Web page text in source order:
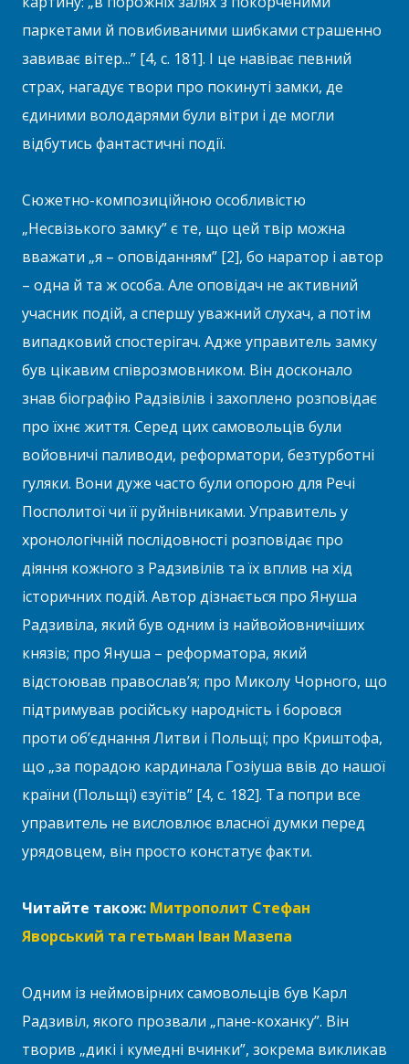
паркетами й повибиваними шибками страшенно
завиває вітер...” [4, с. 181]. І це навіває певний
страх, нагадує твори про покинуті замки, де
єдиними володарями були вітри і де могли
відбутись фантастичні події.
Сюжетно-композиційною особливістю
„Несвізького замку” є те, що цей твір можна
вважати „я – оповіданням” [2], бо наратор і автор
– одна й та ж особа. Але оповідач не активний
учасник подій, а спершу уважний слухач, а потім
випадковий спостерігач. Адже управитель замку
був цікавим співрозмовником. Він досконало
знав біографію Радзівілів і захоплено розповідає
про їхнє життя. Серед цих самовольців були
войовничі паливоди, реформатори, безтурботні
гуляки. Вони дуже часто були опорою для Речі
Посполитої чи її руйнівниками. Управитель у
хронологічній послідовності розповідає про
діяння кожного з Радзивілів та їх вплив на хід
історичних подій. Автор дізнається про Януша
Радзивіла, який був одним із найвойовничіших
князів; про Януша – реформатора, який
відстоював православ’я; про Миколу Чорного, що
підтримував російську народність і боровся
проти об’єднання Литви і Польщі; про Криштофа,
що „за порадою кардинала Гозіуша ввів до нашої
країни (Польщі) єзуїтів” [4, с. 182]. Та попри все
управитель не висловлює власної думки перед
урядовцем, він просто констатує факти.
Читайте також: Митрополит Стефан
Яворський та гетьман Іван Мазепа
Одним із неймовірних самовольців був Карл
Радзивіл, якого прозвали „пане-коханку”. Він
творив „дикі і кумедні вчинки”, зокрема викликав